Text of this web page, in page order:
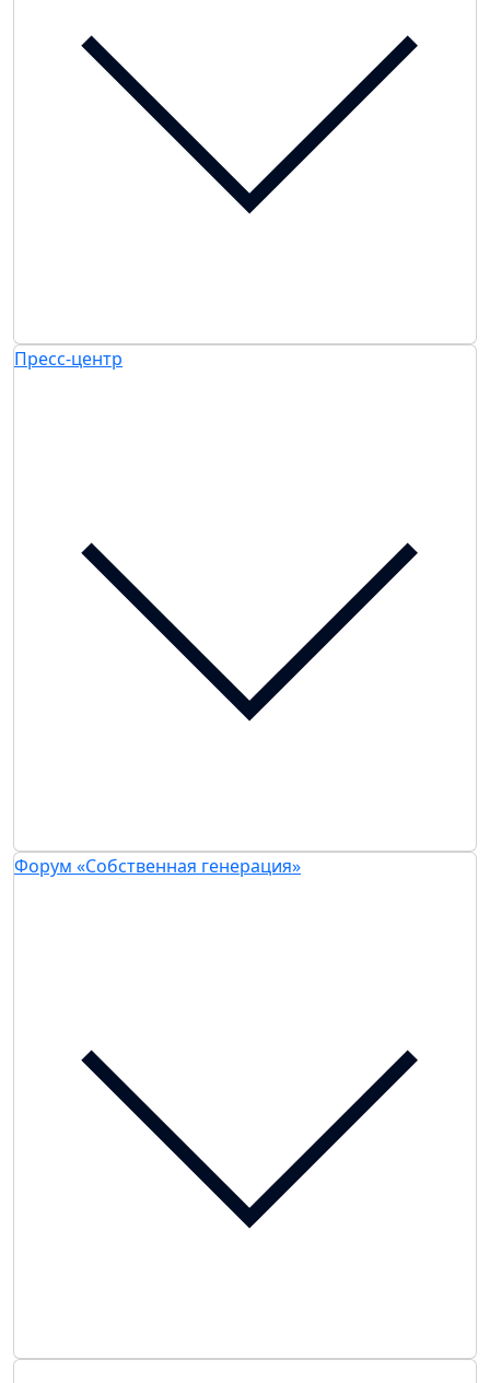
Пресс-центр
Форум «Собственная генерация»